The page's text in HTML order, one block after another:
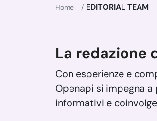
Home EDITORIAL TEAM
La redazione
Con esperienze e
Openapi si impegna
informativi e